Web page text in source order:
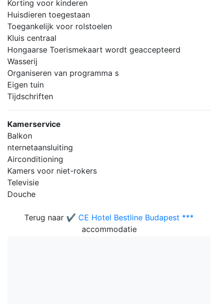
Korting voor kinderen
Huisdieren toegestaan
Toegankelijk voor rolstoelen
Kluis centraal
Hongaarse Toerismekaart wordt geaccepteerd
Wasserij
Organiseren van programma s
Eigen tuin
Tijdschriften
Kamerservice
Balkon
nternetaansluiting
Airconditioning
Kamers voor niet-rokers
Televisie
Douche
Terug naar ✔️ CE Hotel Bestline Budapest ***
accommodatie